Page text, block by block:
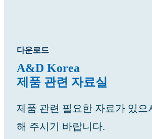
다운로드
A&D Korea
제품 관련 자료실
제품 관련 필요한 자료가 있으
해 주시기 바랍니다.